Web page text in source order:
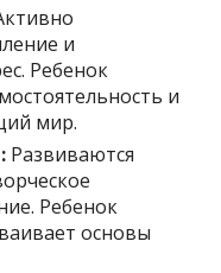
и
Ребенок
и
мир.
Развиваются
Ребенок
основы